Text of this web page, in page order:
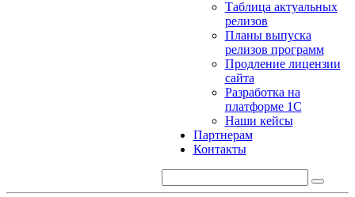
Таблица актуальных
релизов
Планы выпуска
релизов программ
Продление лицензии
сайта
Разработка на
платформе 1С
Наши кейсы
Партнерам
Контакты